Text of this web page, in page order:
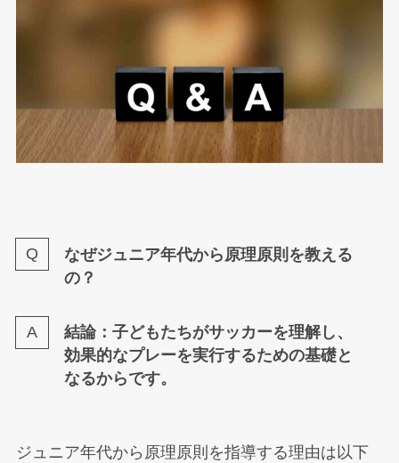
なぜジュニア年代から原理原則を教える
の？
結論：子どもたちがサッカーを理解し、
効果的なプレーを実行するための基礎と
なるからです。
ジュニア年代から原理原則を指導する理由は以下